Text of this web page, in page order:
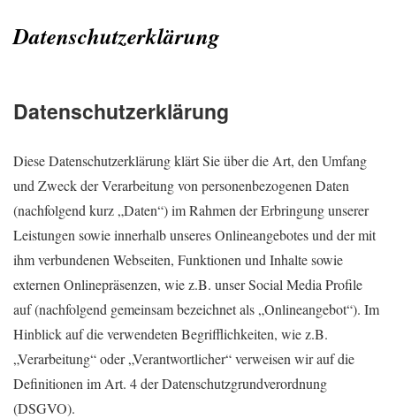
Datenschutzerklärung
Datenschutzerklärung
Diese Datenschutzerklärung klärt Sie über die Art, den Umfang
und Zweck der Verarbeitung von personenbezogenen Daten
(nachfolgend kurz „Daten“) im Rahmen der Erbringung unserer
Leistungen sowie innerhalb unseres Onlineangebotes und der mit
ihm verbundenen Webseiten, Funktionen und Inhalte sowie
externen Onlinepräsenzen, wie z.B. unser Social Media Profile
auf (nachfolgend gemeinsam bezeichnet als „Onlineangebot“). Im
Hinblick auf die verwendeten Begrifflichkeiten, wie z.B.
„Verarbeitung“ oder „Verantwortlicher“ verweisen wir auf die
Definitionen im Art. 4 der Datenschutzgrundverordnung
(DSGVO).